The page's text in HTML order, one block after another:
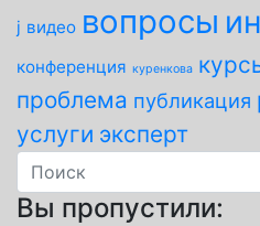
j видео вопросы
конференция куренкова
проблема публикация
услуги эксперт
Вы пропустили: